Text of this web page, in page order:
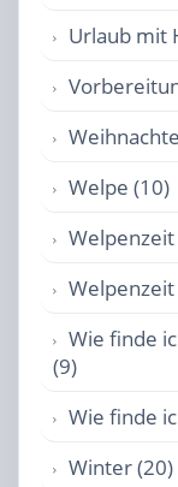
Urlaub mit
Welpe (10)
Welpenzeit
Wie finde
(9)
Wie finde
Winter (20)